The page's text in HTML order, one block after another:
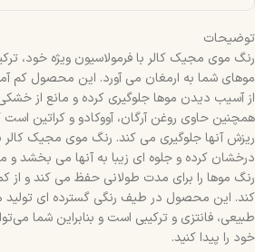
توضیحات
رنگ موی مجیک کالر با فرمولاسیون ویژه خود،
موهای شما به ارمغان می‌ آورد. این محصول کم
از آسیب دیدن موها جلوگیری کرده و مانع از
همچنین حاوی روغن آرگان، آووکادو و کراتین است
ریزش آنها جلوگیری می‌ کند. رنگ موی مجیک کالر با
درخشان کرده و جلوه‌ ای زیبا به آنها می‌ بخشد و
رنگ موها را برای مدت طولانی حفظ می‌ کند و
کند. این محصول در طیف رنگی گسترده‌ ای
طبیعی، فانتزی و ترکیبی است و بنابراین شما
خود را پیدا کنید.